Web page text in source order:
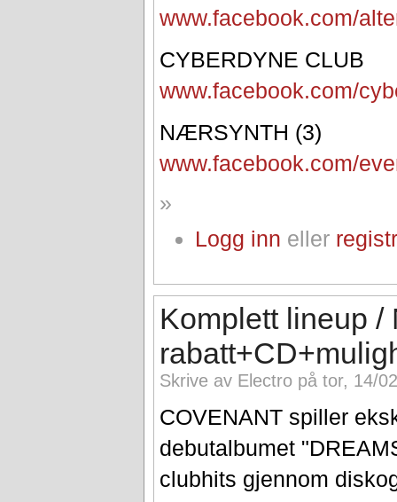
www.facebook.com/
CYBERDYNE CLUB
www.facebook.com/
NÆRSYNTH (3)
www.facebook.com/
»
Logg inn eller
Komplett lineup /
Skrive av Electro på tor, 14/
COVENANT spiller
debutalbumet
clubhits gjennom